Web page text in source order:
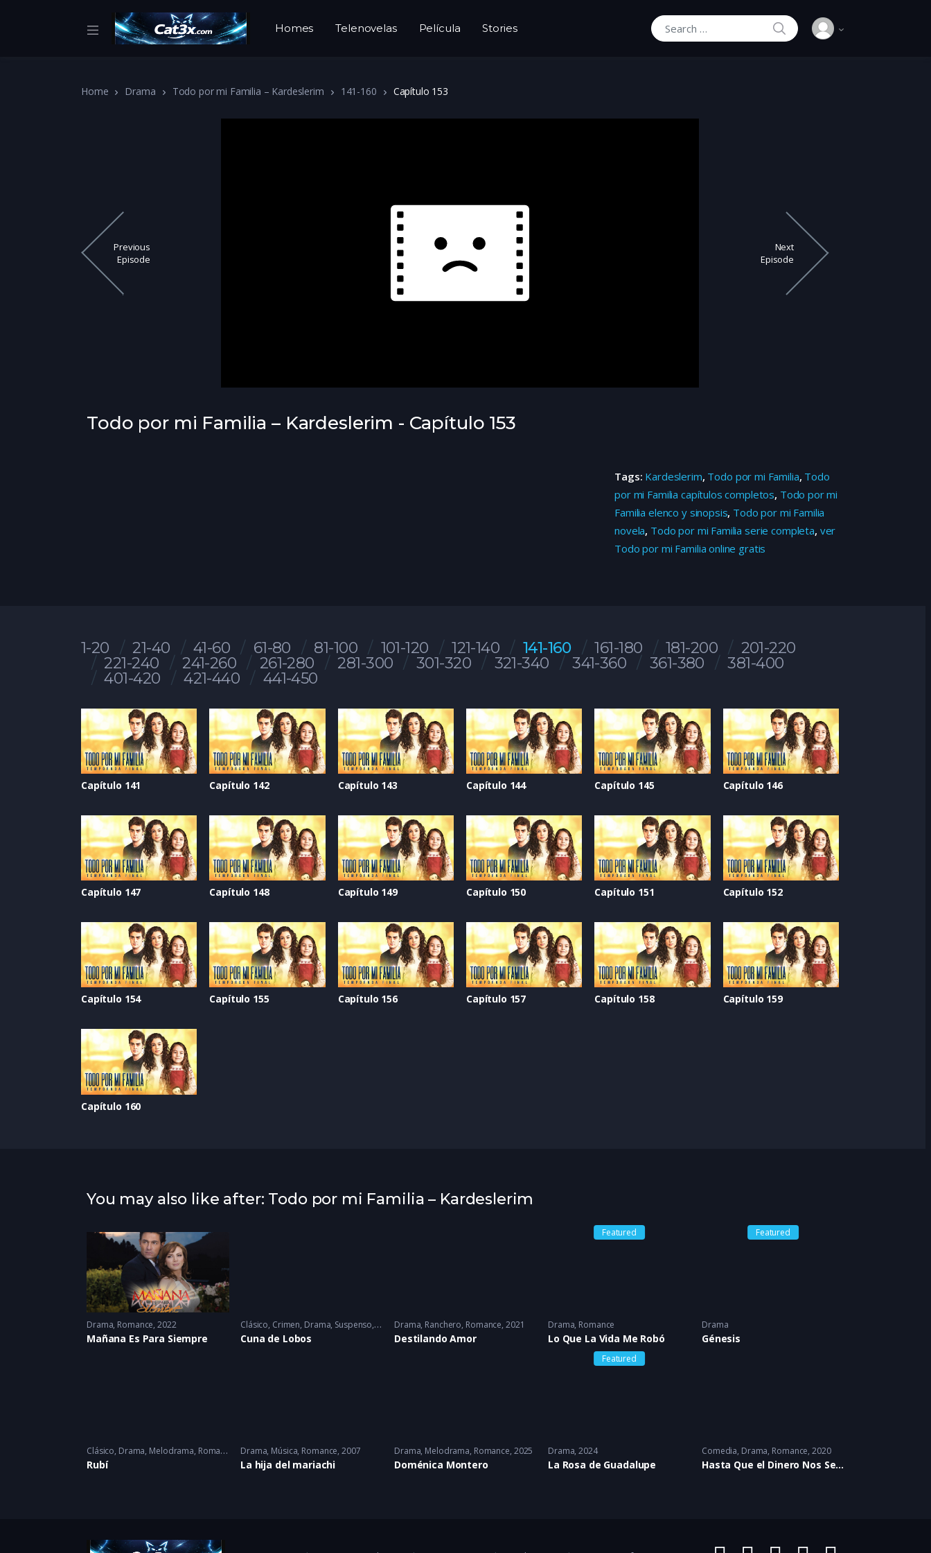
Homes Telenovelas Película Stories
Search for:
SEARCH
Home Drama Todo por mi Familia – Kardeslerim 141-160 Capítulo 153
Previous
Episode
Next
Episode
Todo por mi Familia – Kardeslerim - Capítulo 153
Tags: Kardeslerim, Todo por mi Familia, Todo
por mi Familia capítulos completos, Todo por mi
Familia elenco y sinopsis, Todo por mi Familia
novela, Todo por mi Familia serie completa, ver
Todo por mi Familia online gratis
1-20 21-40 41-60 61-80 81-100 101-120 121-140 141-160 161-180 181-200
201-220
221-240
241-260 261-280 281-300 301-320 321-340 341-360 361-380
381-400
401-420
421-440 441-450
Capítulo 141 Capítulo 142 Capítulo 143 Capítulo 144 Capítulo 145 Capítulo 146
Capítulo 147 Capítulo 148 Capítulo 149 Capítulo 150 Capítulo 151 Capítulo 152
Capítulo 154 Capítulo 155 Capítulo 156 Capítulo 157 Capítulo 158 Capítulo 159
Capítulo 160
You may also like after: Todo por mi Familia – Kardeslerim
Drama, Romance 2022
Mañana Es Para Siempre
Clásico, Crimen, Drama, Suspenso 1986
Cuna de Lobos
Drama, Ranchero, Romance 2021
Destilando Amor
Featured
Drama, Romance
Lo Que La Vida Me Robó
Featured
Drama
Génesis
Clásico, Drama, Melodrama, Romance 2005 - 2005
Rubí
Drama, Música, Romance 2007
La hija del mariachi
Drama, Melodrama, Romance 2025
Doménica Montero
Featured
Drama 2024
La Rosa de Guadalupe
Comedia, Drama, Romance 2020
Hasta Que el Dinero Nos Separe